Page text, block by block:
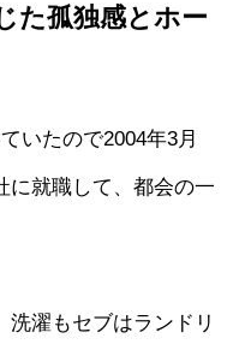
た孤独感とホー
いたので2004年3月
に就職して、都会の一
洗濯もセブはランドリ